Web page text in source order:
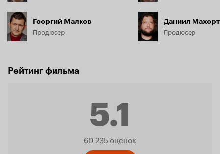
Георгий Малков
Продюсер
Даниил Махорт
Продюсер
Рейтинг фильма
5.1
Рейтинг
60 235 оценок